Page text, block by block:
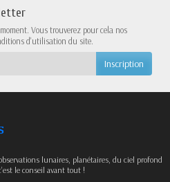
Vous trouverez pour cela nos
d'utilisation du site.
lunaires, planétaires, du ciel profond
le conseil avant tout !